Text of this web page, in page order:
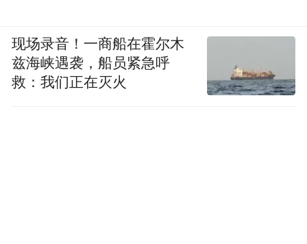
现场录音！一商船在霍尔木
兹海峡遇袭，船员紧急呼
救：我们正在灭火